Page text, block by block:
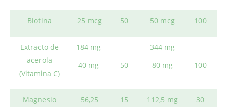
Biotina 25 mcg 50 50 mcg 100
Extracto de
acerola
(Vitamina C)
184 mg
40 mg
50
344 mg
80 mg
100
Magnesio
56,25
15 112,5 mg 30